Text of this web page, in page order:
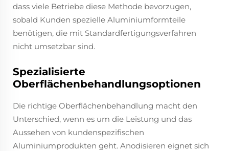
dass viele Betriebe diese Methode bevorzugen,
sobald Kunden spezielle Aluminiumformteile
benötigen, die mit Standardfertigungsverfahren
nicht umsetzbar sind.
Spezialisierte
Oberflächenbehandlungsoptionen
Die richtige Oberflächenbehandlung macht den
Unterschied, wenn es um die Leistung und das
Aussehen von kundenspezifischen
Aluminiumprodukten geht. Anodisieren eignet sich